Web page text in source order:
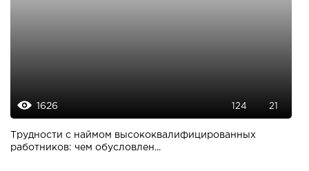
1626 124 21
Трудности с наймом высококвалифицированных
работников: чем обусловлен...